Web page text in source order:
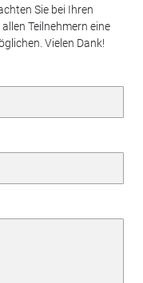
Sie bei Ihren
Teilnehmern eine
Vielen Dank!